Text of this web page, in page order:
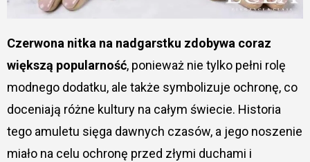
Czerwona nitka na nadgarstku zdobywa coraz
większą popularność, ponieważ nie tylko pełni rolę
modnego dodatku, ale także symbolizuje ochronę, co
doceniają różne kultury na całym świecie. Historia
tego amuletu sięga dawnych czasów, a jego noszenie
miało na celu ochronę przed złymi duchami i